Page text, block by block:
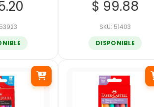
$ 99.88
SKU: 51403
DISPONIBLE